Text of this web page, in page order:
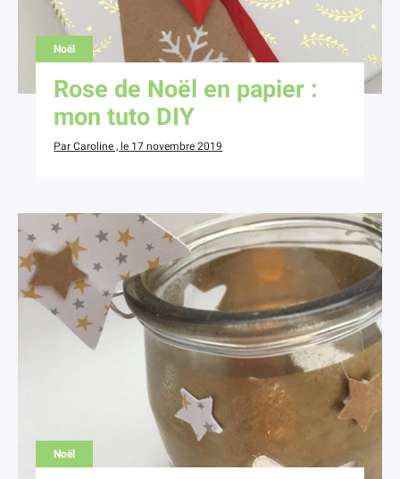
Noël
Rose de Noël en papier :
mon tuto DIY
Par Caroline , le 17 novembre 2019
Noël
×